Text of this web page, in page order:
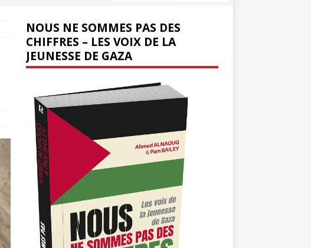
NOUS NE SOMMES PAS DES
CHIFFRES – LES VOIX DE LA
JEUNESSE DE GAZA